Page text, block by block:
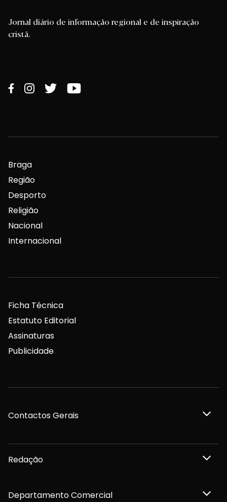
Jornal diário de informação regional e de inspiração
cristã.
Braga
Região
Desporto
Religião
Nacional
Internacional
Ficha Técnica
Estatuto Editorial
Assinaturas
Publicidade
Contactos Gerais
Redação
Departamento Comercial